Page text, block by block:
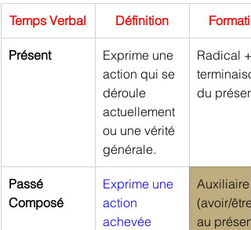
Temps Verbal Définition
Présent
Exprime une
action qui se
déroule
actuellement
ou une vérité
générale.
Radical +
du présent
Passé
Composé
Exprime une
action
achevée
Auxiliaire
(avoir/être)
au